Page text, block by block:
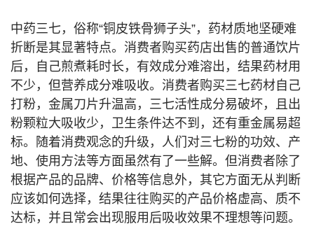
中药三七，俗称“铜皮铁骨狮子头”，药材质地坚硬难
折断是其显著特点。 消费者购买药店出售的普通饮片
后，自己煎煮耗时长，有效成分难溶出，结果药材用
不少，但营养成分难吸收。 消费者购买三七药材自己
打粉，金属刀片升温高，三七活性成分易破坏，且出
粉颗粒大吸收少，卫生条件达不到，还有重金属易超
标。
随着消费观念的升级，人们对三七粉的功效、产
地、使用方法等方面虽然有了一些解。 但消费者除了
根据产品的品牌、价格等信息外，其它方面无从判断
应该如何选择，结果往往购买的产品价格虚高、质不
达标，并且常会出现服用后吸收效果不理想等问题。